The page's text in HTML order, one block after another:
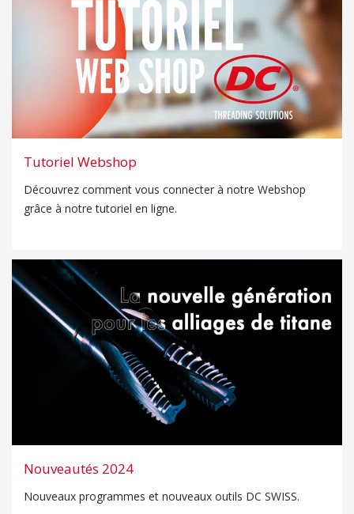
Tutoriel Webshop
Découvrez comment vous connecter à notre Webshop
grâce à notre tutoriel en ligne.
Nouveautés 2024
Nouveaux programmes et nouveaux outils DC SWISS.